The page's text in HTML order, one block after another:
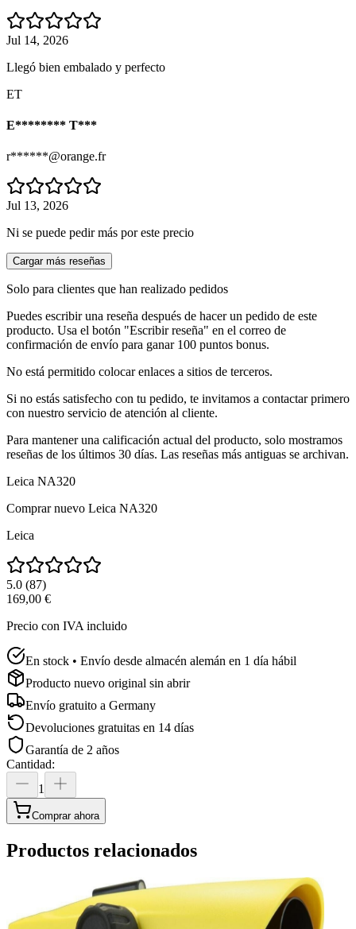
Jul 14, 2026
Llegó bien embalado y perfecto
ET
E******** T***
r******@orange.fr
Jul 13, 2026
Ni se puede pedir más por este precio
Cargar más reseñas
Solo para clientes que han realizado pedidos
Puedes escribir una reseña después de hacer un pedido de este
producto. Usa el botón "Escribir reseña" en el correo de
confirmación de envío para ganar 100 puntos bonus.
No está permitido colocar enlaces a sitios de terceros.
Si no estás satisfecho con tu pedido, te invitamos a contactar primero
con nuestro servicio de atención al cliente.
Para mantener una calificación actual del producto, solo mostramos
reseñas de los últimos 30 días. Las reseñas más antiguas se archivan.
Leica NA320
Comprar nuevo Leica NA320
Leica
5.0 (87)
169,00 €
Precio con IVA incluido
En stock • Envío desde almacén alemán en 1 día hábil
Producto nuevo original sin abrir
Envío gratuito a Germany
Devoluciones gratuitas en 14 días
Garantía de 2 años
Cantidad:
1
Comprar ahora
Productos relacionados